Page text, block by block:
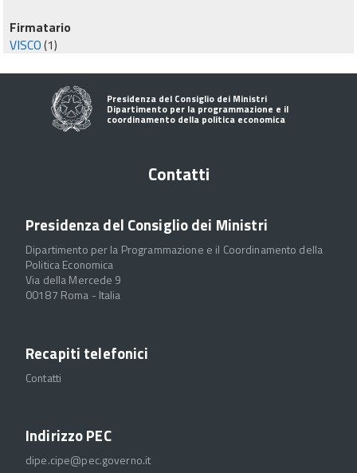
Firmatario
VISCO(1)
Presidenza del Consiglio dei Ministri
Dipartimento per la programmazione e il
coordinamento della politica economica
Contatti
Presidenza del Consiglio dei Ministri
Dipartimento per la Programmazione e il Coordinamento della
Politica Economica
Via della Mercede 9
00187 Roma - Italia
Recapiti telefonici
Contatti
Indirizzo PEC
dipe.cipe@pec.governo.it